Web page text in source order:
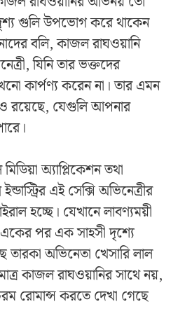
গুলি উপভোগ করে থাকেন
বলি, কাজল রাঘওয়ানি
যিনি তার ভক্তদের
কার্পণ্য করেন না‌। তার এমন
রয়েছে, যেগুলি আপনার
অ্যাপ্লিকেশন তথা
এই সেক্সি অভিনেত্রীর
হচ্ছে। যেখানে লাবণ্যময়ী
পর এক সাহসী দৃশ্যে
তারকা অভিনেতা খেসারি লাল
কাজল রাঘওয়ানির সাথে নয়,
রোমান্স করতে দেখা গেছে